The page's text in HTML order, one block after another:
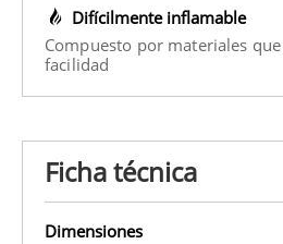
Difícilmente inflamable
Compuesto por materiales
facilidad
Ficha técnica
Dimensiones